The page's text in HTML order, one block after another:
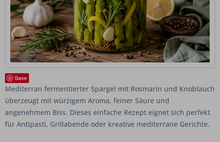
Save
Mediterran fermentierter Spargel mit Rosmarin und Knoblauch
überzeugt mit würzigem Aroma, feiner Säure und
angenehmem Biss. Dieses einfache Rezept eignet sich perfekt
für Antipasti, Grillabende oder kreative mediterrane Gerichte.